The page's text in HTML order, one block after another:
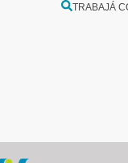
TRABAJÁ